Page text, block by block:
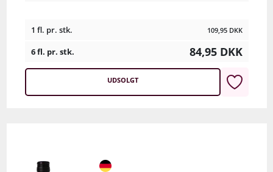
1 fl. pr. stk. 109,95 DKK
6 fl. pr. stk. 84,95 DKK
UDSOLGT